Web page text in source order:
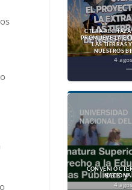
CTERA
PROMUEVE LA
LAS TIERRAS
NUESTROS
4
CONVENIO
4